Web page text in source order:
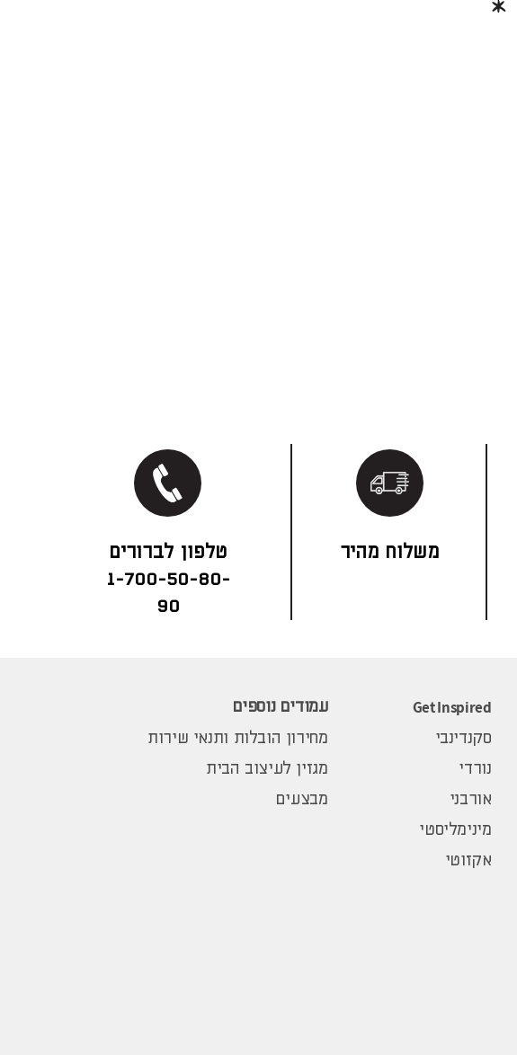
משלוח מהיר
1-700-50-80-
90
Get Inspired
סקנדינבי
נורדי
אורבני
מינימליסטי
אקזוטי
עמודים נוספים
מחירון הובלות ותנאי שירות
מגזין לעיצוב הבית
מבצעים